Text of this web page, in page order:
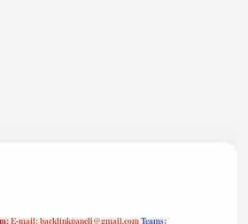
E-mail:backlinkpaneli@gmail.comTeams: